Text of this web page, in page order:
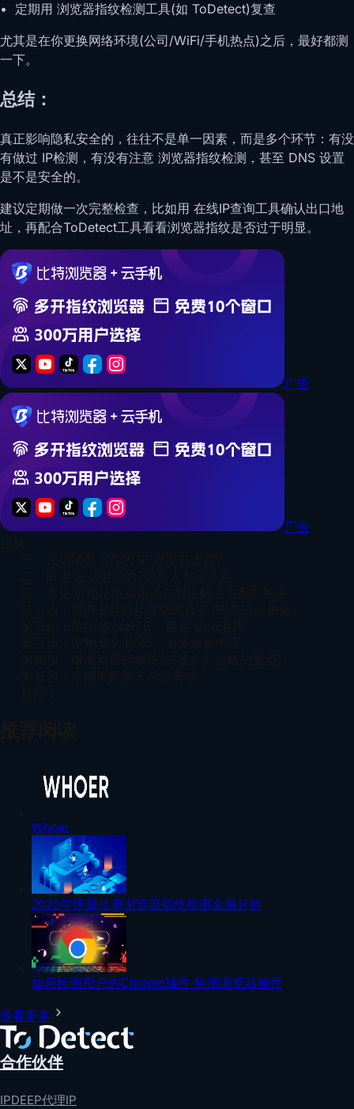
• 定期用 浏览器指纹检测工具(如 ToDetect)复查
尤其是在你更换网络环境(公司/WiFi/手机热点)之后，最好都测
一下。
总结：
真正影响隐私安全的，往往不是单一因素，而是多个环节：有没
有做过 IP检测，有没有注意 浏览器指纹检测，甚至 DNS 设置
是不是安全的。
建议定期做一次完整检查，比如用 在线IP查询工具确认出口地
址，再配合ToDetect工具看看浏览器指纹是否过于明显。
广告
广告
Whoer
2025年终最佳测浏览器指纹检测全面分析
如何检测用户的Chrome插件-检测浏览器插件
查看更多
合作伙伴
IPDEEP代理IP